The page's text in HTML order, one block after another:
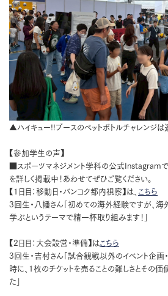
▲ハイキュー!!ブースのペットボトルチャレンジは
【参加学生の声】
■スポーツマネジメント学科の公式Instagramで
を詳しく掲載中！あわせてぜひご覧ください。
【1日目：移動日・バンコク都内視察】は、 こちら
3回生・八幡さん「初めての海外経験ですが、海
学ぶというテーマで精一杯取り組みます！」
【2日目：大会設営・準備】はこちら
3回生・吉村さん「試合観戦以外のイベント企画
時に、1枚のチケットを売ることの難しさとその
た」